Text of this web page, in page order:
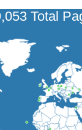
Total